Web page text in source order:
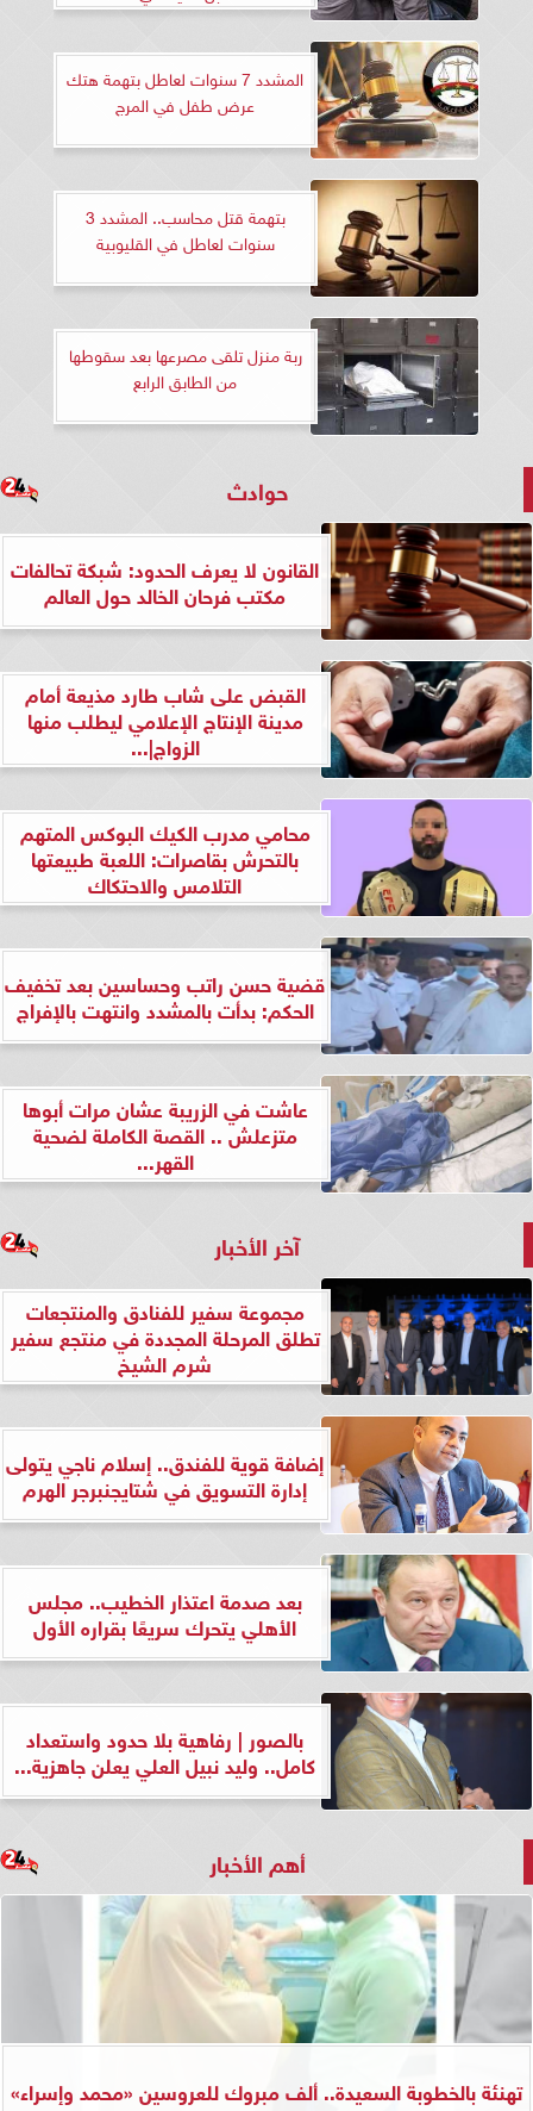
المشدد 7 سنوات لعاطل بتهمة هتك
عرض طفل في المرج
بتهمة قتل محاسب.. المشدد 3
سنوات لعاطل في القليوبية
ربة منزل تلقى مصرعها بعد سقوطها
من الطابق الرابع
حوادث
القانون لا يعرف الحدود: شبكة تحالفات
مكتب فرحان الخالد حول العالم
القبض على شاب طارد مذيعة أمام
مدينة الإنتاج الإعلامي ليطلب منها
الزواج|...
محامي مدرب الكيك البوكس المتهم
بالتحرش بقاصرات: اللعبة طبيعتها
التلامس والاحتكاك
قضية حسن راتب وحساسين بعد تخفيف
الحكم: بدأت بالمشدد وانتهت بالإفراج
عاشت في الزريبة عشان مرات أبوها
متزعلش .. القصة الكاملة لضحية
القهر...
آخر الأخبار
مجموعة سفير للفنادق والمنتجعات
تطلق المرحلة المجددة في منتجع سفير
شرم الشيخ
إضافة قوية للفندق.. إسلام ناجي يتولى
إدارة التسويق في شتايجنبرجر الهرم
بعد صدمة اعتذار الخطيب.. مجلس
الأهلي يتحرك سريعًا بقراره الأول
بالصور | رفاهية بلا حدود واستعداد
كامل.. وليد نبيل العلي يعلن جاهزية...
أهم الأخبار
تهنئة بالخطوبة السعيدة.. ألف مبروك للعروسين «محمد وإسراء»